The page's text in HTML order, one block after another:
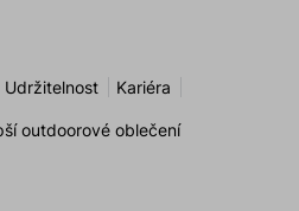
Udržitelnost Kariéra
outdoorové oblečení